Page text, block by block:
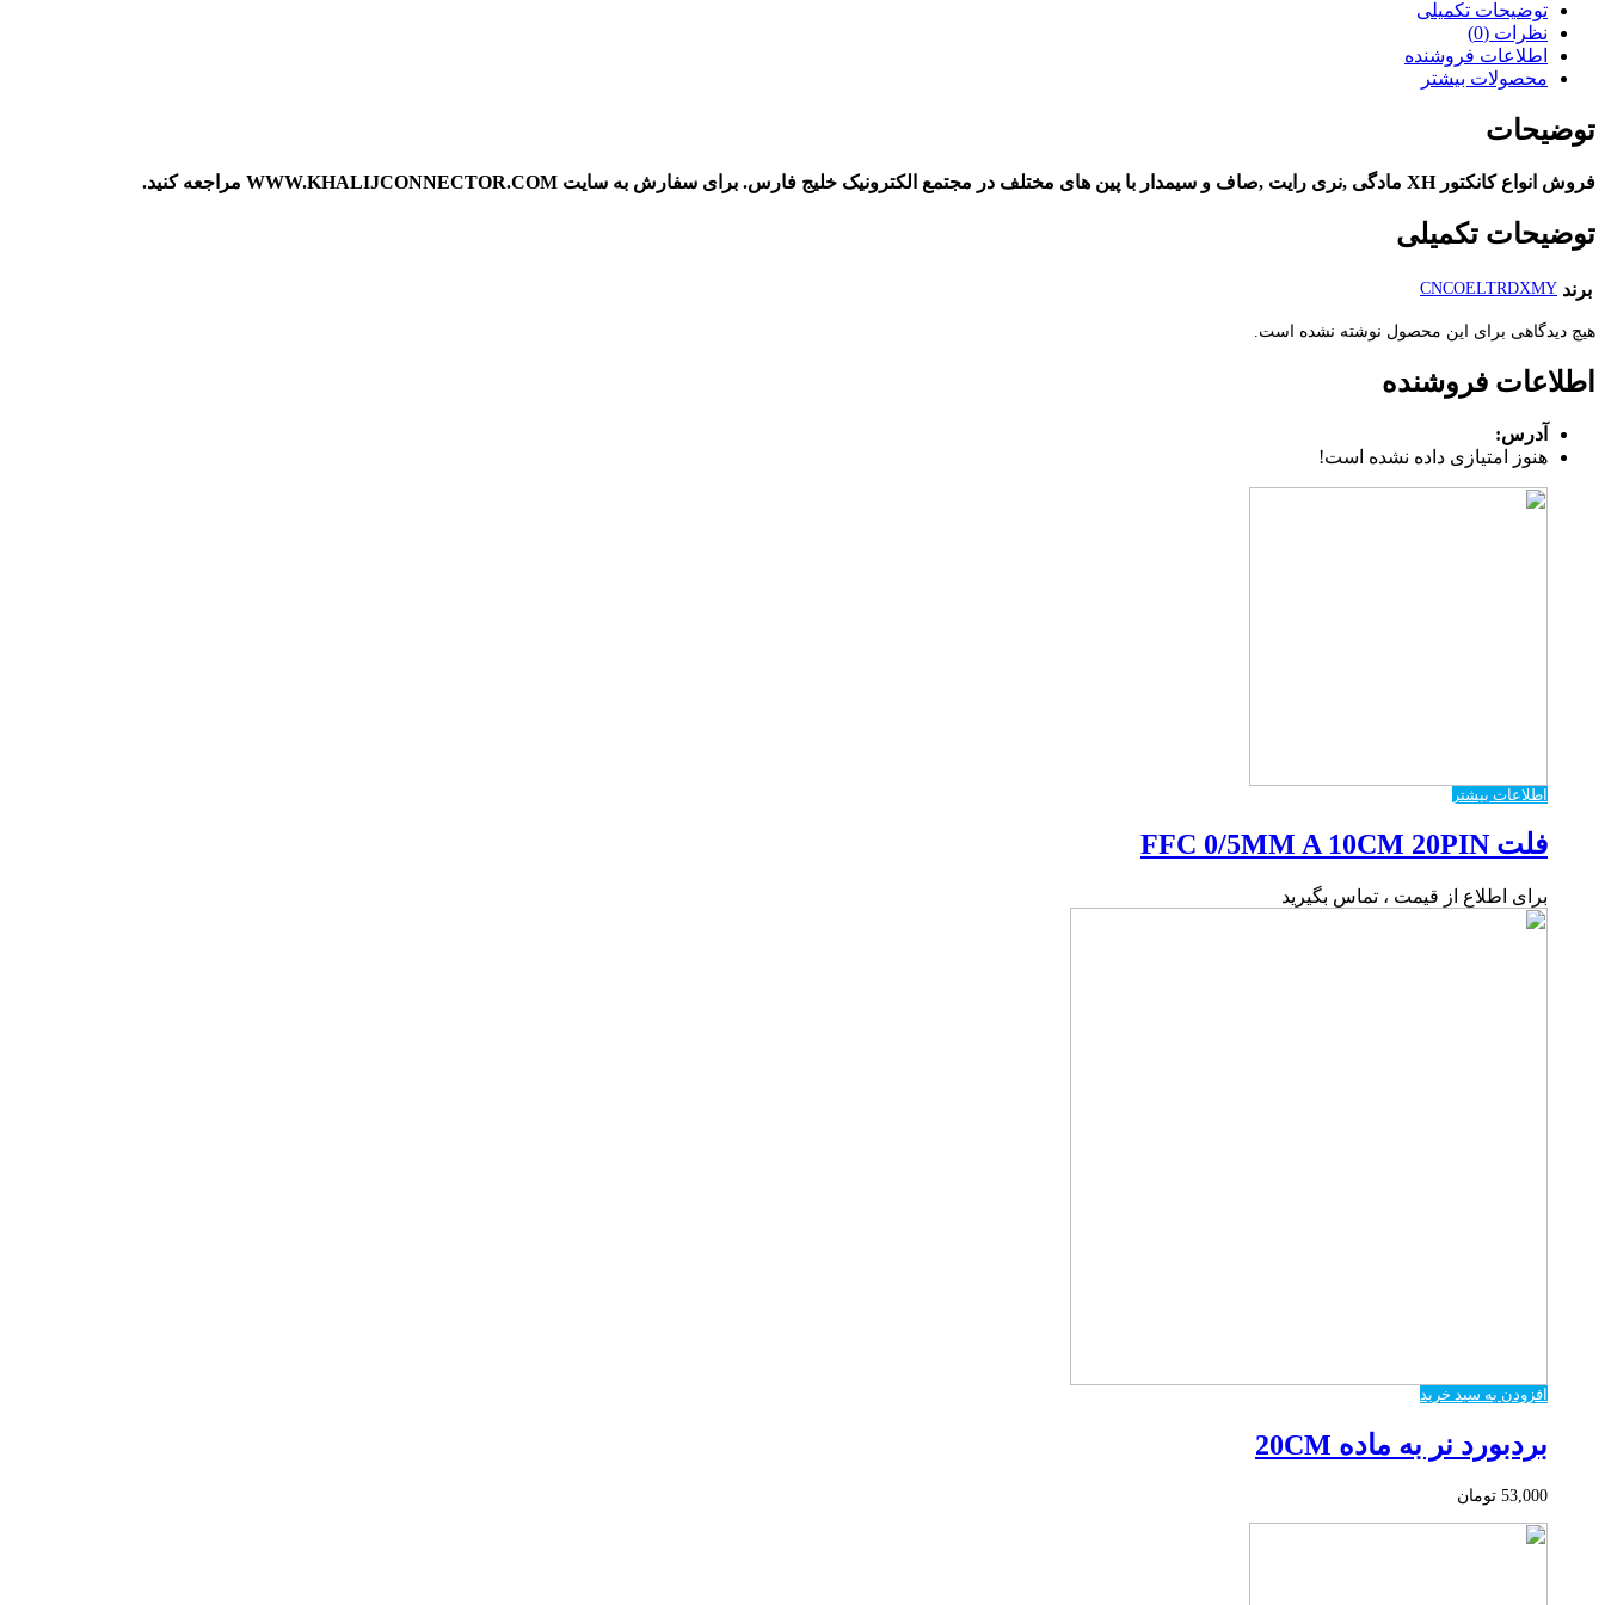
توضیحات تکمیلی
نظرات (0)
اطلاعات فروشنده
محصولات بیشتر
توضیحات
فروش انواع کانکتور XH مادگی ,نری رایت ,صاف و سیمدار با پین های مختلف در مجتمع الکترونیک خلیج فارس. برای سفارش به سایت WWW.KHALIJCONNECTOR.COM مراجعه کنید.
توضیحات تکمیلی
برند CNCOELTRDXMY
هیچ دیدگاهی برای این محصول نوشته نشده است.
اطلاعات فروشنده
آدرس:
هنوز امتیازی داده نشده است!
اطلاعات بیشتر
فلت FFC 0/5MM A 10CM 20PIN
برای اطلاع از قیمت ، تماس بگیرید
افزودن به سبد خرید
بردبورد نر به ماده 20CM
53,000 تومان